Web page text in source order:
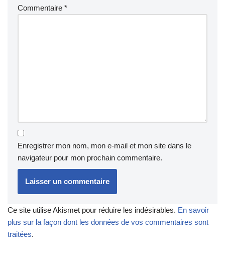
Commentaire *
Enregistrer mon nom, mon e-mail et mon site dans le
navigateur pour mon prochain commentaire.
Ce site utilise Akismet pour réduire les indésirables. En savoir
plus sur la façon dont les données de vos commentaires sont
traitées.